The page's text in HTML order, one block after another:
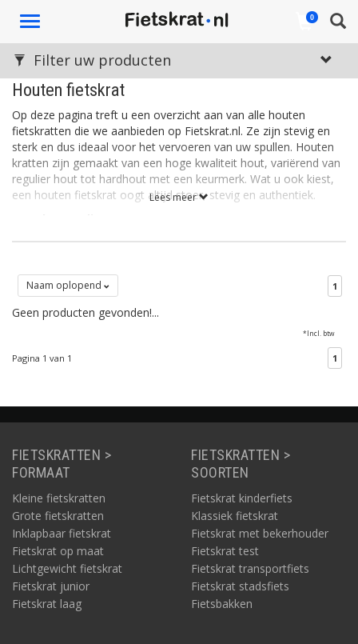
Toggle
0
Houten fietskrat
Op deze pagina treft u een overzicht aan van alle houten
fietskratten die we aanbieden op Fietskrat.nl. Ze zijn stevig en
sterk en dus ideaal voor het vervoeren van uw spullen. Houten
kratten zijn gemaakt van een hoge kwaliteit hout, variërend van
regulier hout tot hardhout met een keurmerk. Wat u ook kiest,
een houten fietskrat oogt altijd stoer, stevig en authentiek.
Sommige kratten zijn uitgevoerd met een extraatje zoals een
beker- of parapluhouder.
Losse voordrager bestellen
Wilt u graag een fietskrat aanschaffen maar beschikt uw fiets
niet over een voordrager? U kunt op Fietskrat.nl los
. Deze monteert u vervolgens op uw fiets
Van welk soort hout zijn de fietskratten gemaakt?
Hoe plaats je een houten fietskrat?
Wat als de houten fietskrat nat wordt?
Lees meer
Filter uw producten
Naam oplopend 1
Geen producten gevonden!...
*Incl. btw
Pagina 1 van 1 1
FIETSKRATTEN >
FORMAAT
Kleine fietskratten
Grote fietskratten
Inklapbaar fietskrat
Fietskrat op maat
Lichtgewicht fietskrat
Fietskrat junior
Fietskrat laag
FIETSKRATTEN >
SOORTEN
Fietskrat kinderfiets
Klassiek fietskrat
Fietskrat met bekerhouder
Fietskrat test
Fietskrat transportfiets
Fietskrat stadsfiets
Fietsbakken